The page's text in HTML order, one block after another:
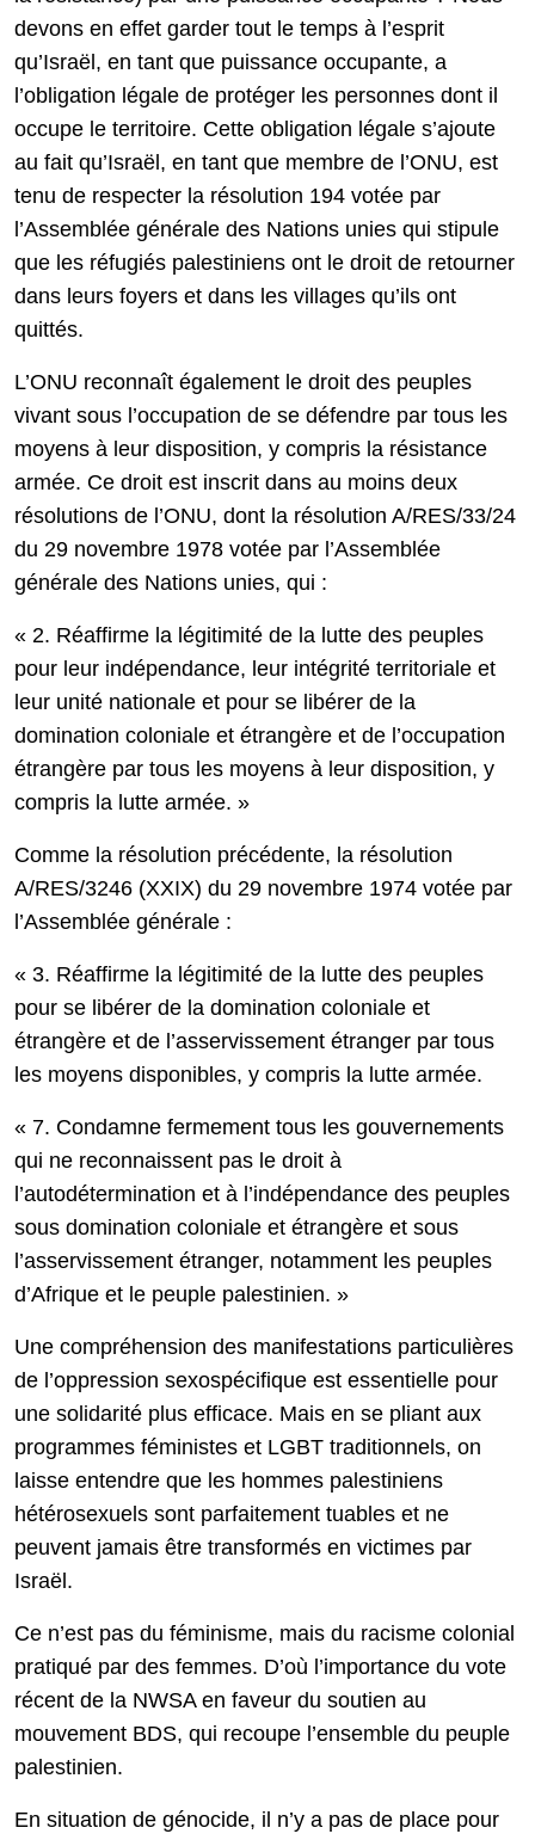
devons en effet garder tout le temps à l’esprit
qu’Israël, en tant que puissance occupante, a
l’obligation légale de protéger les personnes dont il
occupe le territoire. Cette obligation légale s’ajoute
au fait qu’Israël, en tant que membre de l’ONU, est
tenu de respecter la résolution 194 votée par
l’Assemblée générale des Nations unies qui stipule
que les réfugiés palestiniens ont le droit de retourner
dans leurs foyers et dans les villages qu’ils ont
quittés.
L’ONU reconnaît également le droit des peuples
vivant sous l’occupation de se défendre par tous les
moyens à leur disposition, y compris la résistance
armée. Ce droit est inscrit dans au moins deux
résolutions de l’ONU, dont la résolution A/RES/33/24
du 29 novembre 1978 votée par l’Assemblée
générale des Nations unies, qui :
« 2. Réaffirme la légitimité de la lutte des peuples
pour leur indépendance, leur intégrité territoriale et
leur unité nationale et pour se libérer de la
domination coloniale et étrangère et de l’occupation
étrangère par tous les moyens à leur disposition, y
compris la lutte armée. »
Comme la résolution précédente, la résolution
A/RES/3246 (XXIX) du 29 novembre 1974 votée par
l’Assemblée générale :
« 3. Réaffirme la légitimité de la lutte des peuples
pour se libérer de la domination coloniale et
étrangère et de l’asservissement étranger par tous
les moyens disponibles, y compris la lutte armée.
« 7. Condamne fermement tous les gouvernements
qui ne reconnaissent pas le droit à
l’autodétermination et à l’indépendance des peuples
sous domination coloniale et étrangère et sous
l’asservissement étranger, notamment les peuples
d’Afrique et le peuple palestinien. »
Une compréhension des manifestations particulières
de l’oppression sexospécifique est essentielle pour
une solidarité plus efficace. Mais en se pliant aux
programmes féministes et LGBT traditionnels, on
laisse entendre que les hommes palestiniens
hétérosexuels sont parfaitement tuables et ne
peuvent jamais être transformés en victimes par
Israël.
Ce n’est pas du féminisme, mais du racisme colonial
pratiqué par des femmes. D’où l’importance du vote
récent de la NWSA en faveur du soutien au
mouvement BDS, qui recoupe l’ensemble du peuple
palestinien.
En situation de génocide, il n’y a pas de place pour